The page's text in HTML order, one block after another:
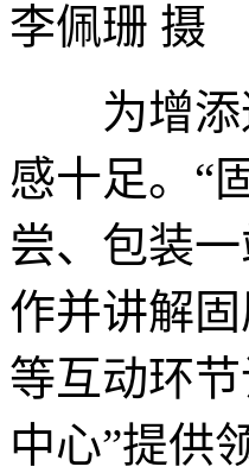
李佩珊 摄
为增添逛
感十足。“
尝、包装
作并讲解
等互动环
中心”提供